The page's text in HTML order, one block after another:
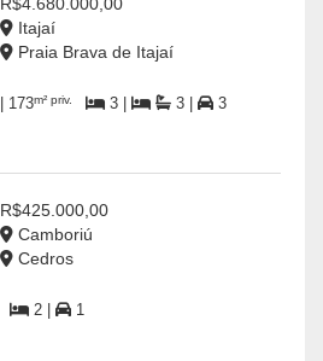
R$4.680.000,00
Itajaí
Praia Brava de Itajaí
| 173m² priv. 3 | 3 | 3
R$425.000,00
Camboriú
Cedros
2 | 1